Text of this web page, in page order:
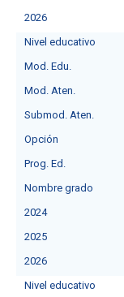
2026
Nivel educativo
Mod. Edu.
Mod. Aten.
Submod. Aten.
Opción
Prog. Ed.
Nombre grado
2024
2025
2026
Nivel educativo